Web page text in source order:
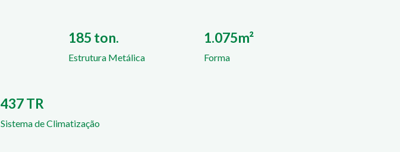
185 ton.
Estrutura Metálica
1.075m²
Forma
437 TR
Sistema de Climatização